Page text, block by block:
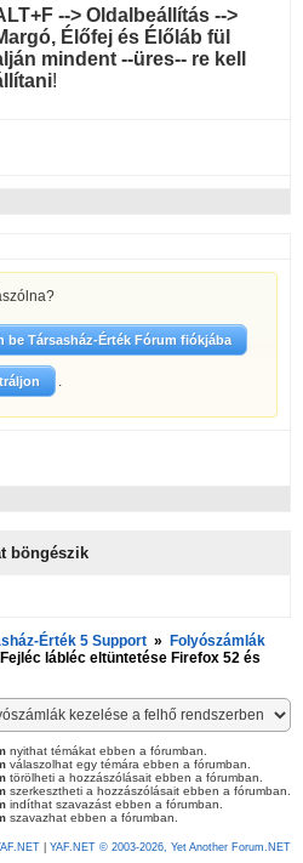
--> Oldalbeállítás -->
Élőfej és Élőláb fül
mindent --üres-- re kell
!
be Társasház-Érték Fórum fiókjába
.
böngészik
Érték 5 Support »
Folyószámlák
Fejléc lábléc eltüntetése Firefox 52 és
nyithat témákat ebben a fórumban.
válaszolhat egy témára ebben a fórumban.
törölheti a hozzászólásait ebben a fórumban.
szerkesztheti a hozzászólásait ebben a fórumban.
indíthat szavazást ebben a fórumban.
szavazhat ebben a fórumban.
YAF.NET © 2003-2026, Yet Another Forum.NET